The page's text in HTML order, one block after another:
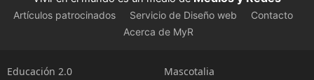
Artículos patrocinados Servicio de Diseño web
Contacto
Acerca de MyR
Educación 2.0
Mascotalia